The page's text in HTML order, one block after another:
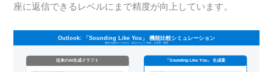
座に返信できるレベルにまで精度が向上しています。